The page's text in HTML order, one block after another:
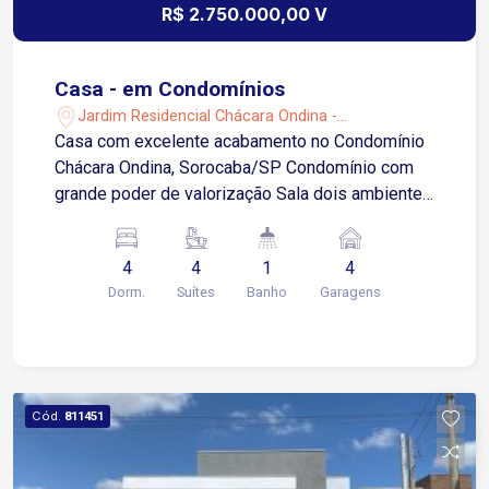
R$ 2.750.000,00 V
Casa - em Condomínios
Jardim Residencial Chácara Ondina -
Sorocaba/SP
Casa com excelente acabamento no Condomínio
Chácara Ondina, Sorocaba/SP Condomínio com
grande poder de valorização Sala dois ambientes
Área de serviço Área gourmet com churrasqueira
Piscina 4 vagas de garagens sendo 04 cobertas
Preparações para ar-condicionado e aquecimento
4
Dorm.
4
Suítes
1
Banho
4
Garagens
Cód. 811451